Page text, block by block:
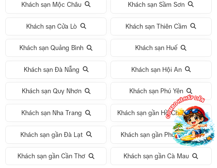
Khách sạn Mộc Châu Khách sạn Sầm Sơn
Khách sạn Cửa Lò Khách sạn Thiên Cầm
Khách sạn Quảng Bình Khách sạn Huế
Khách sạn Đà Nẵng Khách sạn Hội An
Khách sạn Quy Nhơn Khách sạn Phú Yên
Khách sạn Nha Trang Khách sạn gần Hồ Chí Minh
Khách sạn gần Đà Lạt Khách sạn gần Phú Quốc
Khách sạn gần Cần Thơ Khách sạn gần Cà Mau